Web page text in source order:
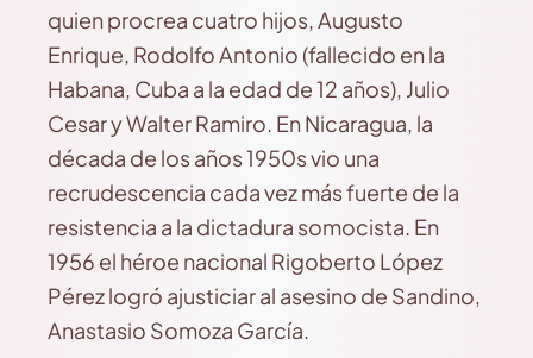
quien procrea cuatro hijos, Augusto
Enrique, Rodolfo Antonio (fallecido en la
Habana, Cuba a la edad de 12 años), Julio
Cesar y Walter Ramiro. En Nicaragua, la
década de los años 1950s vio una
recrudescencia cada vez más fuerte de la
resistencia a la dictadura somocista. En
1956 el héroe nacional Rigoberto López
Pérez logró ajusticiar al asesino de Sandino,
Anastasio Somoza García.